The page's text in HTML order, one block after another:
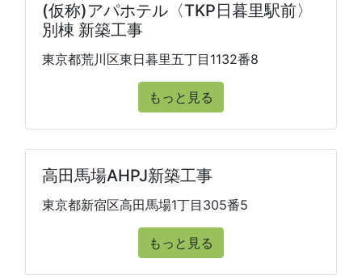
(仮称)アパホテル〈TKP日暮里駅前〉
別棟 新築工事
東京都荒川区東日暮里五丁目1132番8
もっと見る
高田馬場AHPJ新築工事
東京都新宿区高田馬場1丁目305番5
もっと見る